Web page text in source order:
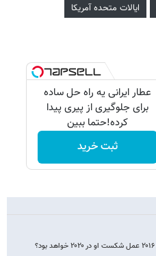
ایالات متحده آمریکا
عطار ایرانی یه راه حل ساده
برای جلوگیری از پیری پیدا
کرده!حتما ببین
ثبت خرید